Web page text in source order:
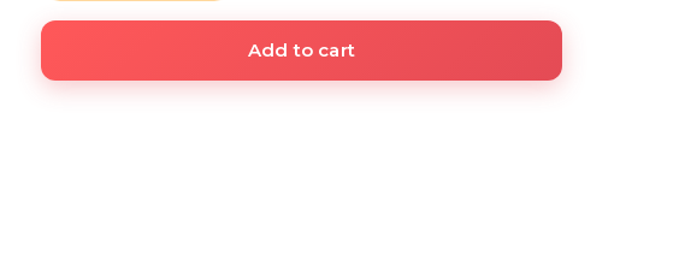
Add to cart